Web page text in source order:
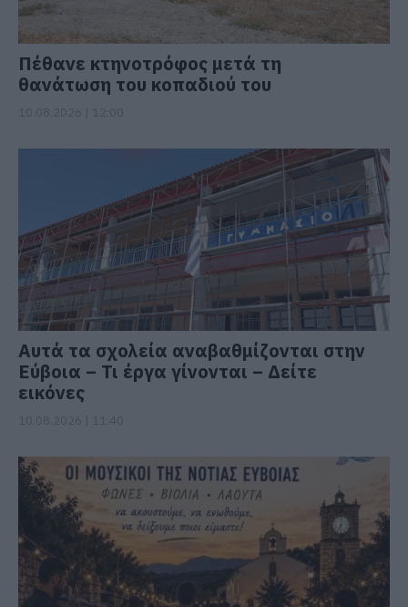
Πέθανε κτηνοτρόφος μετά τη
θανάτωση του κοπαδιού του
Αυτά τα σχολεία αναβαθμίζονται στην
Εύβοια – Τι έργα γίνονται – Δείτε
εικόνες